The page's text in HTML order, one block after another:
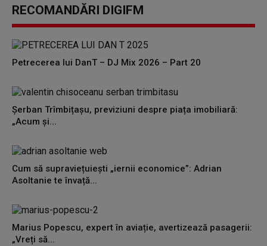
RECOMANDĂRI DIGIFM
Petrecerea lui DanT – DJ Mix 2026 – Part 20
Șerban Trîmbițașu, previziuni despre piața imobiliară:
„Acum și...
Cum să supraviețuiești „iernii economice”: Adrian
Asoltanie te învață...
Marius Popescu, expert în aviație, avertizează pasagerii:
„Vreți să...